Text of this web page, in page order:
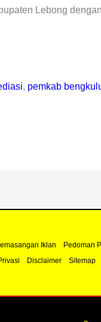
Lebong
, pemkab
Iklan
Pedoman
Disclaimer Sitemap